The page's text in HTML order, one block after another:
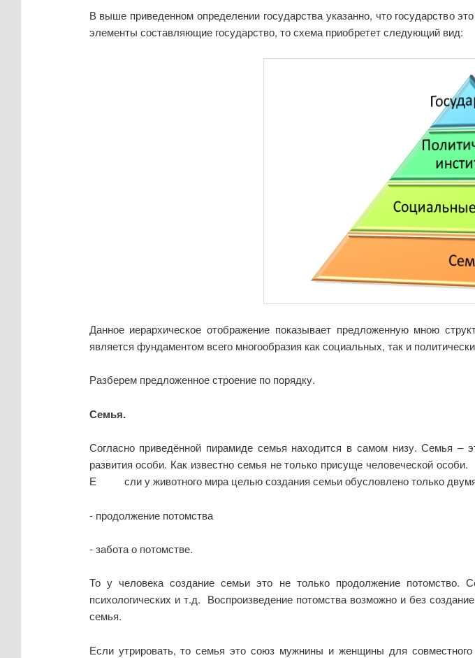
В выше приведенном определении государства указанно, что государство
элементы составляющие государство, то схема приобретет следующий вид:
Данное иерархическое отображение показывает предложенную мною
является фундаментом всего многообразия как социальных, так и
Разберем предложенное строение по порядку.
Семья.
Согласно приведённой пирамиде семья находится в самом низу. Семья –
развития особи. Как известно семья не только присуще человеческой
Е сли у животного мира целью создания семьи обусловлено только
- продолжение потомства
- забота о потомстве.
То у человека создание семьи это не только продолжение
психологических и т.д. Воспроизведение потомства возможно и без
семья.
Если утрировать, то семья это союз мужнины и женщины для